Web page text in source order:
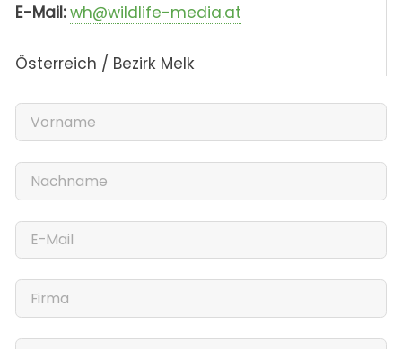
E-Mail: wh@wildlife-media.at
Österreich / Bezirk Melk